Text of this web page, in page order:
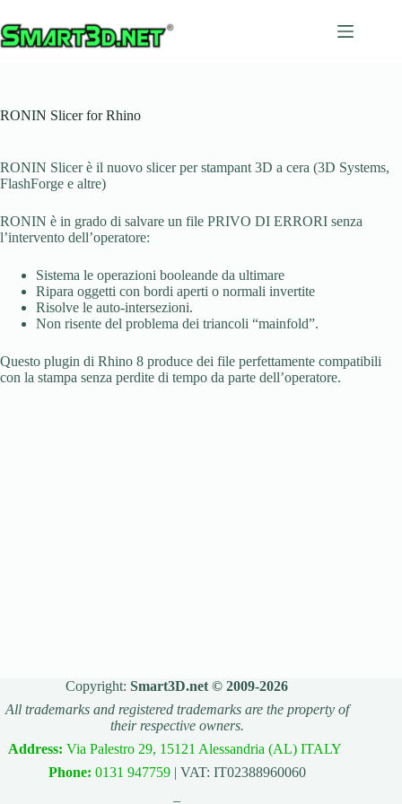
al
contenuto
RONIN Slicer for Rhino
RONIN Slicer è il nuovo slicer per stampant 3D a cera (3D Systems,
FlashForge e altre)
RONIN è in grado di salvare un file PRIVO DI ERRORI senza
l’intervento dell’operatore:
Sistema le operazioni booleande da ultimare
Ripara oggetti con bordi aperti o normali invertite
Risolve le auto-intersezioni.
Non risente del problema dei triancoli “mainfold”.
Questo plugin di Rhino 8 produce dei file perfettamente compatibili
con la stampa senza perdite di tempo da parte dell’operatore.
Copyright:Smart3D.net © 2009-2026
All trademarks and registered trademarks are the property of
their respective owners.
Address: Via Palestro 29, 15121 Alessandria (AL) ITALY
Phone: 0131 947759| VAT: IT02388960060